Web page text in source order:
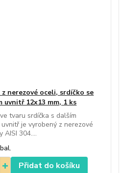
z nerezové oceli, srdíčko se
uvnitř 12x13 mm, 1 ks
tvaru srdíčka s dalším
uvnitř je vyrobený z nerezové
AISI 304....
bal.
Přidat do košíku